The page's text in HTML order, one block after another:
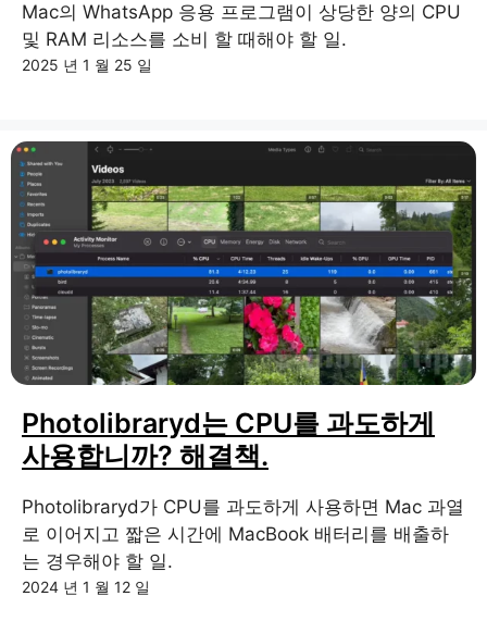
Mac의 WhatsApp 응용 프로그램이 상당한 양의 CPU
및 RAM 리소스를 소비 할 때해야 할 일.
2025 년 1 월 25 일
Photolibraryd는 CPU를 과도하게
사용합니까? 해결책.
Photolibraryd가 CPU를 과도하게 사용하면 Mac 과열
로 이어지고 짧은 시간에 MacBook 배터리를 배출하
는 경우해야 할 일.
2024 년 1 월 12 일